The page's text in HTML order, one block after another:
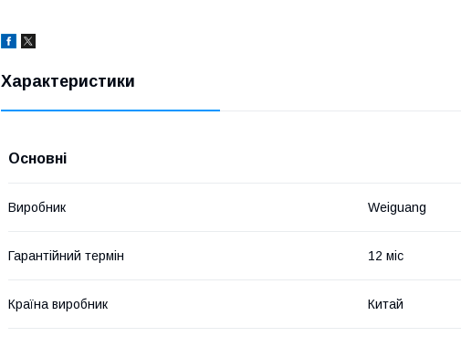
Характеристики
Основні
Виробник Weiguang
Гарантійний термін 12 міс
Країна виробник Китай